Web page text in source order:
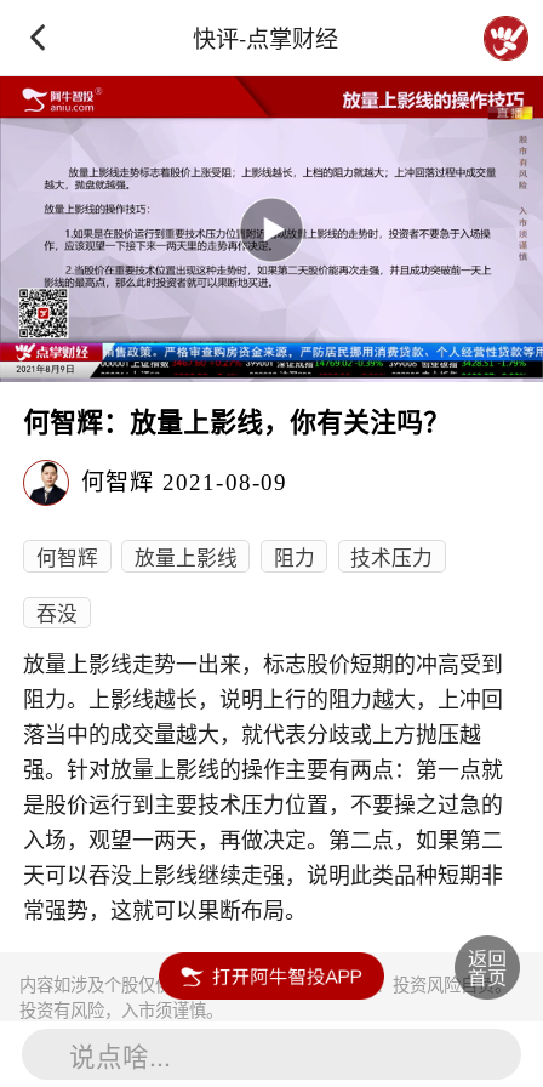
快评-点掌财经
何智辉：放量上影线，你有关注吗？
何智辉 2021-08-09
何智辉 放量上影线 阻力
技术压力
吞没
放量上影线走势一出来，标志股价短期的冲高受到
阻力。上影线越长，说明上行的阻力越大，上冲回
落当中的成交量越大，就代表分歧或上方抛压越
强。针对放量上影线的操作主要有两点：第一点就
是股价运行到主要技术压力位置，不要操之过急的
入场，观望一两天，再做决定。第二点，如果第二
天可以吞没上影线继续走强，说明此类品种短期非
常强势，这就可以果断布局。
内容如涉及个股仅供参考，不构成任何投资建议！投资风险自负。
投资有风险，入市须谨慎。
说点啥...